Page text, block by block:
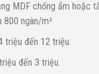
MDF chống ẩm hoặc
800 ngàn/m²
triệu đến 12 triệu
đến 3 triệu.